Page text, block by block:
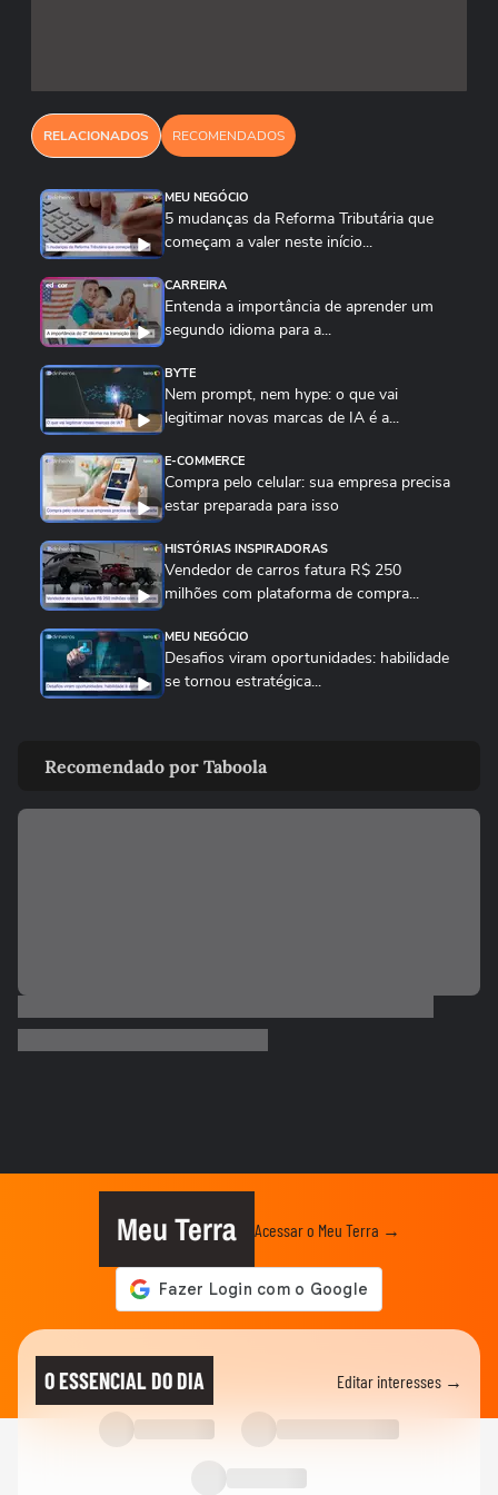
Arrecadação do Simples Nacional (DAS).
RELACIONADOS RECOMENDADOS
MEU NEGÓCIO
5 mudanças da Reforma Tributária que
começam a valer neste início...
CARREIRA
Entenda a importância de aprender um
segundo idioma para a...
BYTE
Nem prompt, nem hype: o que vai
legitimar novas marcas de IA é a...
E-COMMERCE
Compra pelo celular: sua empresa precisa
estar preparada para isso
HISTÓRIAS INSPIRADORAS
Vendedor de carros fatura R$ 250
milhões com plataforma de compra...
MEU NEGÓCIO
Desafios viram oportunidades: habilidade
se tornou estratégica...
complexo do que nos EUA
MEU NEGÓCIO
os brinquedos artesanais...
Mini CEOs: adolescentes buscam
formação empreendedora antes de...
Transporte executivo de luxo vira negócio
rentável nos EUA
Como crescer sem aporte: investir no time
de vendas é a solução
Recomendado por Taboola
Meu Terra Acessar o Meu Terra →
O ESSENCIAL DO DIA Editar interesses →